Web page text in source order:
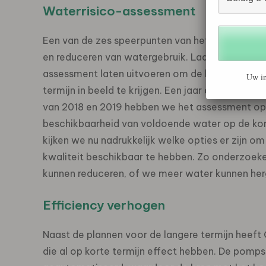
Waterrisico-assessment
Een van de zes speerpunten van het
en reduceren van watergebruik. Ladrak: “Voor
assessment laten uitvoeren om de
termijn in beeld te krijgen. Een jaar of tien
van 2018 en 2019 hebben we het assessment
beschikbaarheid van voldoende water op de
kijken we nu nadrukkelijk welke opties er zijn
kwaliteit beschikbaar te hebben. Zo
kunnen reduceren, of we meer water kunnen
Efficiency verhogen
Naast de plannen voor de langere termijn
die al op korte termijn effect hebben. De
Uw